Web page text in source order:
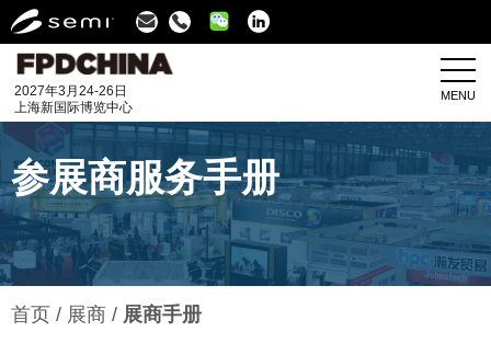
Linkedin
2027年3月24-26日
上海新国际博览中心
MENU
参展商服务手册
首页 展商 展商手册